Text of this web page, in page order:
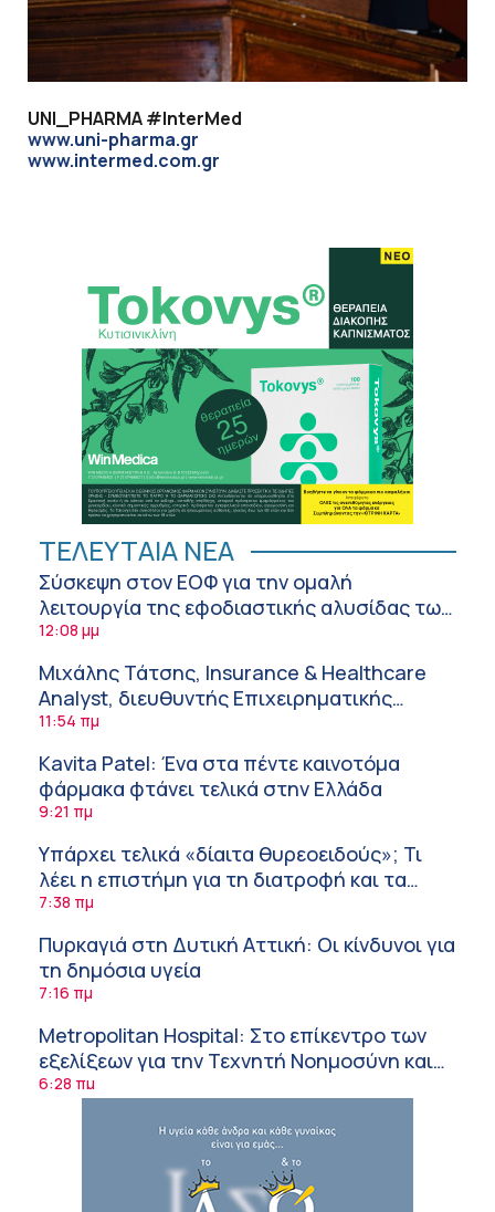
UNI_PHARMA #InterMed
www.uni-pharma.gr
www.intermed.com.gr
ΤΕΛΕΥΤΑΙΑ ΝΕΑ
Σύσκεψη στον ΕΟΦ για την ομαλή
λειτουργία της εφοδιαστικής αλυσίδας των
φαρμάκων στη διάρκεια του καλοκαιριού
12:08 μμ
Μιχάλης Τάτσης, Insurance & Healthcare
Analyst, διευθυντής Επιχειρηματικής
Ανάπτυξης Ομίλου HHG
11:54 πμ
Kavita Patel: Ένα στα πέντε καινοτόμα
φάρμακα φτάνει τελικά στην Ελλάδα
9:21 πμ
Υπάρχει τελικά «δίαιτα θυρεοειδούς»; Τι
λέει η επιστήμη για τη διατροφή και τα
συμπληρώματα
7:38 πμ
Πυρκαγιά στη Δυτική Αττική: Οι κίνδυνοι για
τη δημόσια υγεία
7:16 πμ
Metropolitan Hospital: Στο επίκεντρο των
εξελίξεων για την Τεχνητή Νοημοσύνη και
την Ογκολογία
6:28 πμ
Παύλος Γιαννακόπουλος – ΒΙΑΝΕΞ
Στέλιος Λιανός – INTERAMERICAN / Αθηναϊκή